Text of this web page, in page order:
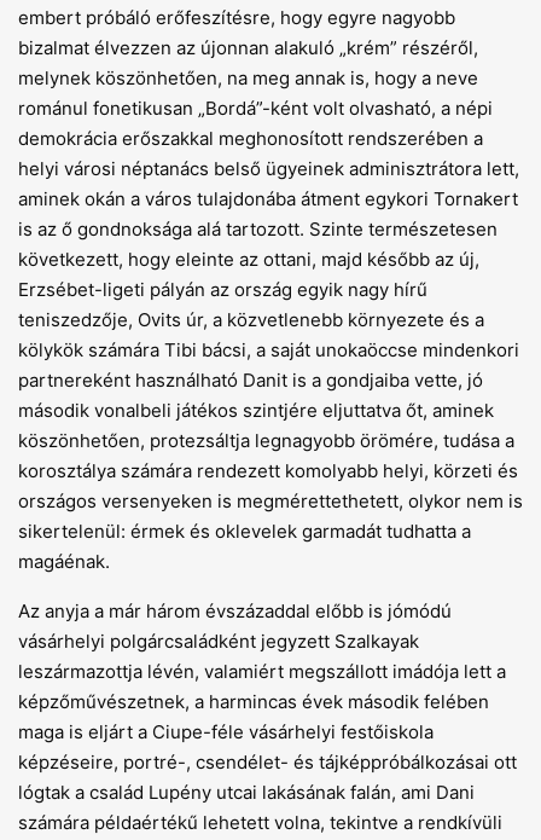
embert próbáló erőfeszítésre, hogy egyre nagyobb
bizalmat élvezzen az újonnan alakuló „krém” részéről,
melynek köszönhetően, na meg annak is, hogy a neve
románul fonetikusan „Bordá”-ként volt olvasható, a népi
demokrácia erőszakkal meghonosított rendszerében a
helyi városi néptanács belső ügyeinek adminisztrátora lett,
aminek okán a város tulajdonába átment egykori Tornakert
is az ő gondnoksága alá tartozott. Szinte természetesen
következett, hogy eleinte az ottani, majd később az új,
Erzsébet-ligeti pályán az ország egyik nagy hírű
teniszedzője, Ovits úr, a közvetlenebb környezete és a
kölykök számára Tibi bácsi, a saját unokaöccse mindenkori
partnereként használható Danit is a gondjaiba vette, jó
második vonalbeli játékos szintjére eljuttatva őt, aminek
köszönhetően, protezsáltja legnagyobb örömére, tudása a
korosztálya számára rendezett komolyabb helyi, körzeti és
országos versenyeken is megmérettethetett, olykor nem is
sikertelenül: érmek és oklevelek garmadát tudhatta a
magáénak.
Az anyja a már három évszázaddal előbb is jómódú
vásárhelyi polgárcsaládként jegyzett Szalkayak
leszármazottja lévén, valamiért megszállott imádója lett a
képzőművészetnek, a harmincas évek második felében
maga is eljárt a Ciupe-féle vásárhelyi festőiskola
képzéseire, portré-, csendélet- és tájképpróbálkozásai ott
lógtak a család Lupény utcai lakásának falán, ami Dani
számára példaértékű lehetett volna, tekintve a rendkívüli